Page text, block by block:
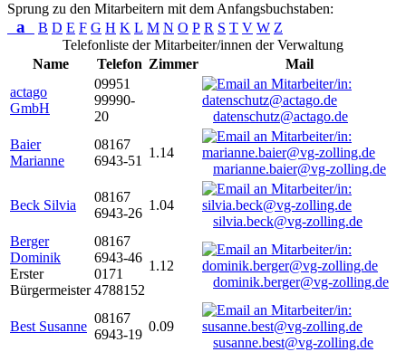
Sprung zu den Mitarbeitern mit dem Anfangsbuchstaben:
a B D E F G H K L M N O P R S T V W Z
Telefonliste der Mitarbeiter/innen der Verwaltung
Name
Telefon Zimmer
Mail
actago
GmbH
09951
99990-
20
datenschutz@actago.de
Baier
Marianne
08167
6943-51
1.14
marianne.baier@vg-zolling.de
Beck Silvia
08167
6943-26
1.04
silvia.beck@vg-zolling.de
Berger
Dominik
Erster
Bürgermeister
08167
6943-46
0171
4788152
1.12
dominik.berger@vg-zolling.de
Best Susanne
08167
6943-19
0.09
susanne.best@vg-zolling.de